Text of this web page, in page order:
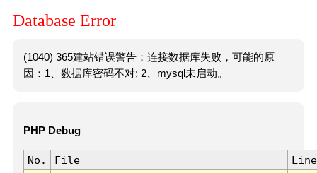
Database Error
(1040) 365建站错误警告：连接数据库失败，可能的原
因：1、数据库密码不对; 2、mysql未启动。
PHP Debug
No. File
Line